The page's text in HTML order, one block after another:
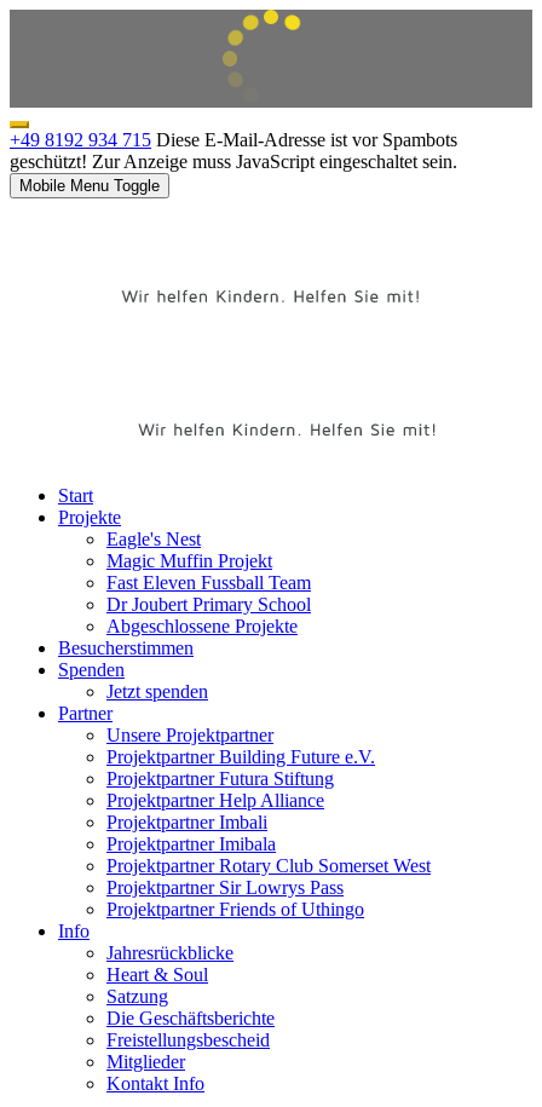
+49 8192 934 715 Diese E-Mail-Adresse ist vor Spambots
geschützt! Zur Anzeige muss JavaScript eingeschaltet sein.
Mobile Menu Toggle
Start
Projekte
Eagle's Nest
Magic Muffin Projekt
Fast Eleven Fussball Team
Dr Joubert Primary School
Abgeschlossene Projekte
Besucherstimmen
Spenden
Jetzt spenden
Partner
Unsere Projektpartner
Projektpartner Building Future e.V.
Projektpartner Futura Stiftung
Projektpartner Help Alliance
Projektpartner Imbali
Projektpartner Imibala
Projektpartner Rotary Club Somerset West
Projektpartner Sir Lowrys Pass
Projektpartner Friends of Uthingo
Info
Jahresrückblicke
Heart & Soul
Satzung
Die Geschäftsberichte
Freistellungsbescheid
Mitglieder
Kontakt Info